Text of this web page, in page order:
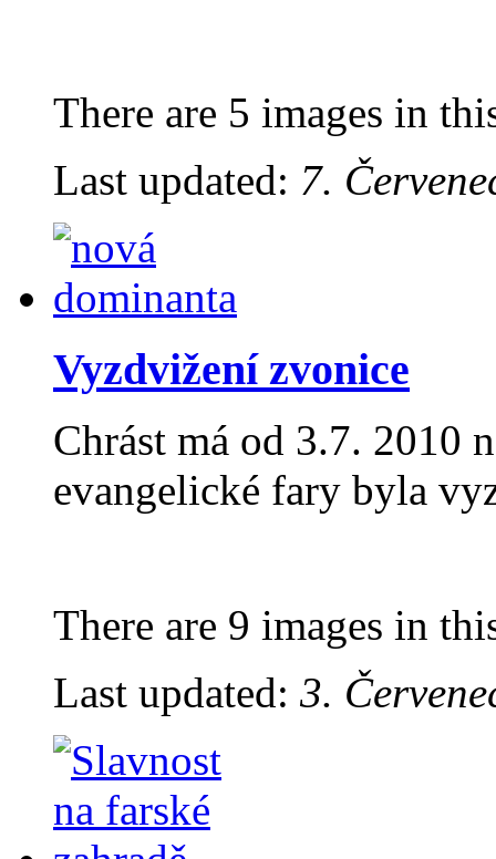
There are 5 images in
Last updated: 7.
Vyzdvižení zvonice
Chrást má od 3.7. 2010
evangelické fary byla
There are 9 images in
Last updated: 3.